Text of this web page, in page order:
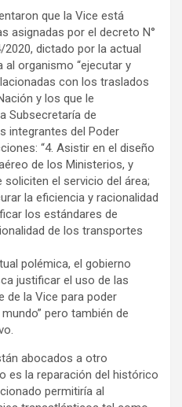
que la Vice está
asignadas por el decreto N°
2020, dictado por la actual
al organismo “ejecutar y
con los traslados
y los que le
Subsecretaría de
integrantes del Poder
“4. Asistir en el diseño
de los Ministerios, y
el servicio del área;
la eficiencia y racionalidad
los estándares de
de los transportes
polémica, el gobierno
justificar el uso de las
de la Vice para poder
pero también de
abocados a otro
es la reparación del histórico
permitiría al